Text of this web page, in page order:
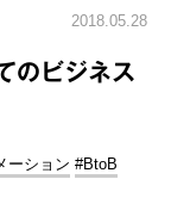
2018.05.28
のビジネス
ーション #BtoB